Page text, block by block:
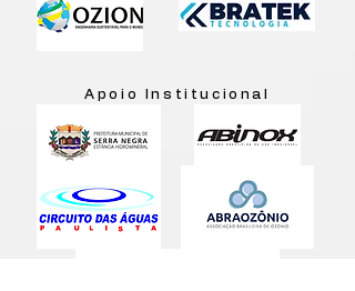
Apoio Institucional